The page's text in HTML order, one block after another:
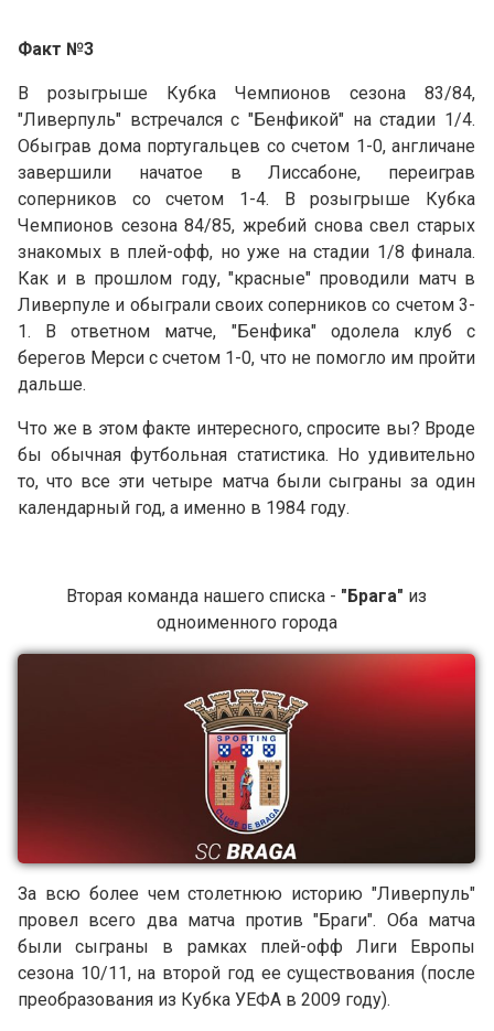
Факт №3
В розыгрыше Кубка Чемпионов сезона 83/84,
"Ливерпуль" встречался с "Бенфикой" на стадии 1/4.
Обыграв дома португальцев со счетом 1-0, англичане
завершили начатое в Лиссабоне, переиграв
соперников со счетом 1-4. В розыгрыше Кубка
Чемпионов сезона 84/85, жребий снова свел старых
знакомых в плей-офф, но уже на стадии 1/8 финала.
Как и в прошлом году, "красные" проводили матч в
Ливерпуле и обыграли своих соперников со счетом 3-
1. В ответном матче, "Бенфика" одолела клуб с
берегов Мерси с счетом 1-0, что не помогло им пройти
дальше.
Что же в этом факте интересного, спросите вы? Вроде
бы обычная футбольная статистика. Но удивительно
то, что все эти четыре матча были сыграны за один
календарный год, а именно в 1984 году.
Вторая команда нашего списка - "Брага" из
одноименного города
За всю более чем столетнюю историю "Ливерпуль"
провел всего два матча против "Браги". Оба матча
были сыграны в рамках плей-офф Лиги Европы
сезона 10/11, на второй год ее существования (после
преобразования из Кубка УЕФА в 2009 году).